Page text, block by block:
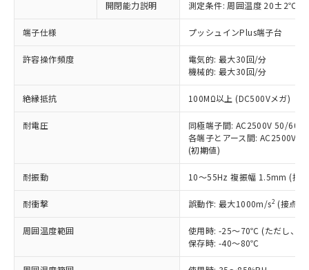
開閉能力説明 測定条件: 周囲温度 20±2℃、
端子仕様 プッシュインPlus端子台
許容操作頻度
電気的: 最大30回/分
機械的: 最大30回/分
絶縁抵抗 100MΩ以上 (DC500Vメガ)
耐電圧
同極端子間: AC2500V 50/
各端子とアース間: AC2500V
(初期値)
耐振動 10～55Hz 複振幅 1.5mm (接
耐衝撃 誤動作: 最大1000m/s2 (接点
周囲温度範囲
使用時: -25～70℃ (ただし、氷
保存時: -40～80℃
以下の条件をお読みいただき、同意のうえ
ご利用ください。
本サービスは、当社制御機器事業取扱
商品の当社在庫状況および標準価格
(税抜)を提供させていただくもので
当社制御機器事業取扱商品の中には、
本サービスの対象外となる商品もある
ことをご了承ください。
在庫状況および標準価格照会結果は、
記載している更新日時点での社内デー
タに基づき作成されるものであり、閲
覧された時点での実際の在庫および標
準価格とは異なる場合があることをご
正式な納期状況および標準価格はお客
様のお取引先、またはお客様担当のオ
対応予定なし：EU RoHS指令（10物質）の
非含有に非対応の商品で、対応品を出す予
定はありません。
非含有の対応状況を調査中または確認中の
非該当品：ライセンス料など無形物で、有
害物質有無と関係のない商品です。
仕入先様の事情により、非含有部品として
いたものが、含有品と判明した場合などや
むを得ず変更することがあります。
鉛(Pb) 1000ppm以下、 水銀(Hg) 1000ppm以下、 カド
(PBDE) 1000ppm以下、フタル酸ビス(2-エチルヘキシ
ル) (DEHP)(別名：DOP) 1000ppm以下、フタル酸ブチ
ルベンジル（BBP） 1000ppm以下、フタル酸ジブチル
（DBP） 1000ppm以下、フタル酸ジイソブチル
※1 中国RoHS○×表
「○」：最大均質材料含有率が中国RoHSの
基準値以下であることを示します。
「×」：最大均質材料含有率が中国RoHSの
基準値を超えていることを示します。
「－」：未確認です。当社販売部門へお問
*中国RoHS10物質の基準値 (GB/T26572)：
Pb(鉛) :1000ppm、 Hg(水銀) : 1000ppm、 Cd(カドミウ
Cr(Ⅵ)(六価クロム) : 1000ppm、 PBBs(ポリ臭化ビフェ
ニル類) : 1000ppm、 PBDEs(ポリ臭化ジフェニルエーテ
DBP(フタル酸ジブチル) : 1000ppm、 DIBP(フタル酸ジ
イソブチル) : 1000ppm、 BBP(フタル酸ブチルベンジ
当社は、これら貴社製品のうち、外国
為替および外国貿易法に定める商品
または国外への提供する場合は、日本
国政府の輸出許可(または役務取引許
当社は規制貨物を破棄する場合は、完
全に破砕するなど、違法に輸出されな
○ 一定数以上の在庫あり